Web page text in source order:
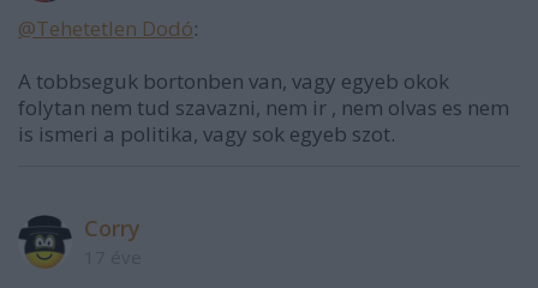
@Tehetetlen Dodó:
A tobbseguk bortonben van, vagy egyeb okok
folytan nem tud szavazni, nem ir , nem olvas es nem
is ismeri a politika, vagy sok egyeb szot.
Corry